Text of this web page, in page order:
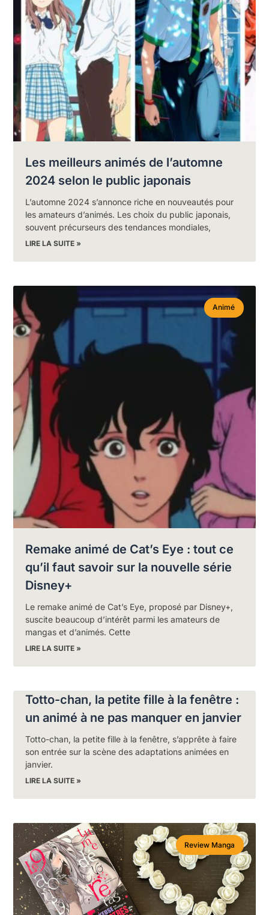
Les meilleurs animés de l’automne
2024 selon le public japonais
L’automne 2024 s’annonce riche en nouveautés pour
les amateurs d’animés. Les choix du public japonais,
souvent précurseurs des tendances mondiales,
LIRE LA SUITE »
Animé
Remake animé de Cat’s Eye : tout ce
qu’il faut savoir sur la nouvelle série
Disney+
Le remake animé de Cat’s Eye, proposé par Disney+,
suscite beaucoup d’intérêt parmi les amateurs de
mangas et d’animés. Cette
LIRE LA SUITE »
Totto-chan, la petite fille à la fenêtre :
un animé à ne pas manquer en janvier
Totto-chan, la petite fille à la fenêtre, s’apprête à faire
son entrée sur la scène des adaptations animées en
janvier.
LIRE LA SUITE »
Review Manga